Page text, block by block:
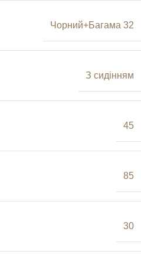
Чорний+Багама 32
З сидінням
45
85
30